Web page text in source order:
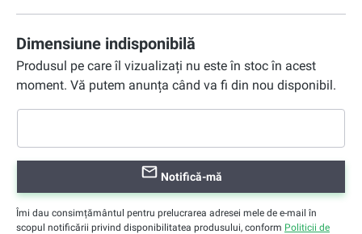
Dimensiune indisponibilă
Produsul pe care îl vizualizați nu este în stoc în acest
moment. Vă putem anunța când va fi din nou disponibil.
Notifică-mă
Îmi dau consimțământul pentru prelucrarea adresei mele de e-mail în
scopul notificării privind disponibilitatea produsului, conform Politicii de